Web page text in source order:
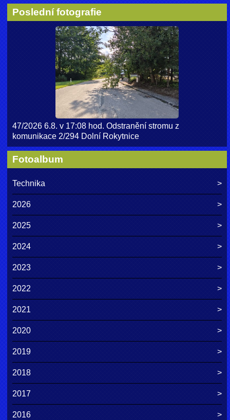
Poslední fotografie
47/2026 6.8. v 17:08 hod. Odstranění stromu z
komunikace 2/294 Dolní Rokytnice
Fotoalbum
Technika
2026
2025
2024
2023
2022
2021
2020
2019
2018
2017
2016